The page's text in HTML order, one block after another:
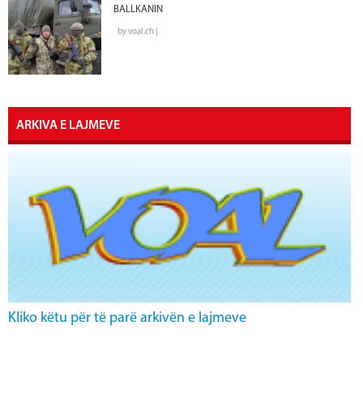
BALLKANIN
by voal.ch |
ARKIVA E LAJMEVE
Kliko këtu për të parë arkivën e lajmeve